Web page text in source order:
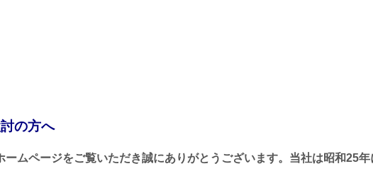
の方へ
ムページをご覧いただき誠にありがとうございます。当社は昭和25年